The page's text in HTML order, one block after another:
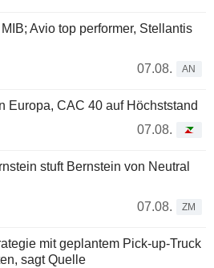
Avio top performer, Stellantis
07.08.
AN
Europa, CAC 40 auf Höchststand
07.08.
stuft Bernstein von Neutral
07.08.
ZM
mit geplantem Pick-up-Truck
sagt Quelle